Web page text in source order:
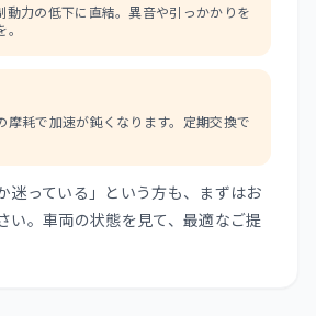
動力の低下に直結。異音や引っかかりを
摩耗で加速が鈍くなります。定期交換で
迷っている」という方も、まずはお
い。車両の状態を見て、最適なご提